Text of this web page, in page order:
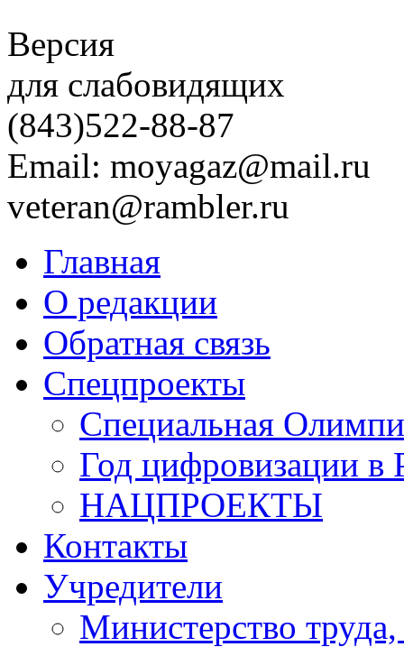
Версия
для слабовидящих
(843)522-88-87
Email: moyagaz@mail.ru
veteran@rambler.ru
Главная
О редакции
Обратная связь
Спецпроекты
Специальная
Год цифровизации в
НАЦПРОЕКТЫ
Контакты
Учредители
Министерство